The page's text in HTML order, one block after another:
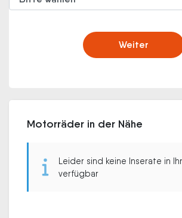
Weiter
Motorräder in der Nähe
Leider sind keine Inserate in
verfügbar